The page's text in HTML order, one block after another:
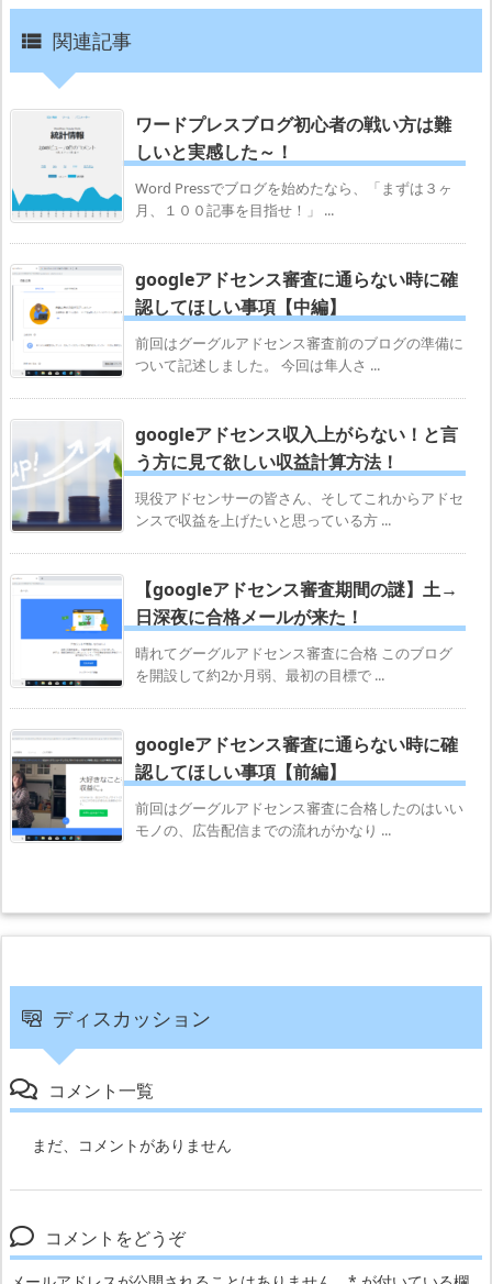
 関連記事
ワードプレスブログ初心者の戦い方は難
しいと実感した～！
Word Pressでブログを始めたなら、「まずは３ヶ
月、１００記事を目指せ！」 ...
googleアドセンス審査に通らない時に確
認してほしい事項【中編】
前回はグーグルアドセンス審査前のブログの準備に
ついて記述しました。 今回は隼人さ ...
googleアドセンス収入上がらない！と言
う方に見て欲しい収益計算方法！
現役アドセンサーの皆さん、そしてこれからアドセ
ンスで収益を上げたいと思っている方 ...
【googleアドセンス審査期間の謎】土→
日深夜に合格メールが来た！
晴れてグーグルアドセンス審査に合格 このブログ
を開設して約2か月弱、最初の目標で ...
googleアドセンス審査に通らない時に確
認してほしい事項【前編】
前回はグーグルアドセンス審査に合格したのはいい
モノの、広告配信までの流れがかなり ...
ディスカッション
コメント一覧
まだ、コメントがありません
コメントをどうぞ